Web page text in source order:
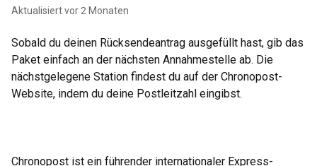
Aktualisiertvor 2 Monaten
Sobald du deinen Rücksendeantrag ausgefüllt hast, gib das
Paket einfach an der nächsten Annahmestelle ab. Die
nächstgelegene Station findest du auf der Chronopost-
Website, indem du deine Postleitzahl eingibst.
Chronopost ist ein führender internationaler Express-